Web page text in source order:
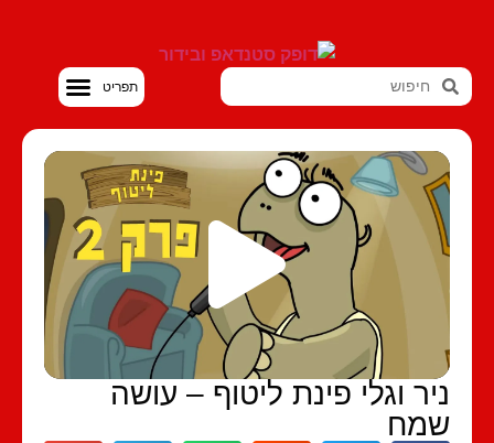
וגלי פינת ליטוף – עושה